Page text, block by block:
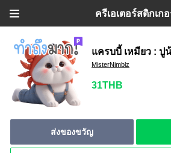
ครีเอเตอร์สติกเก
แครบบี้ เหมียว : ปู
MisterNimblz
31THB
ส่งของขวัญ